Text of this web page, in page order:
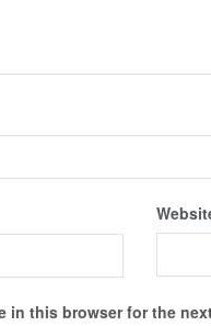
in this browser for the